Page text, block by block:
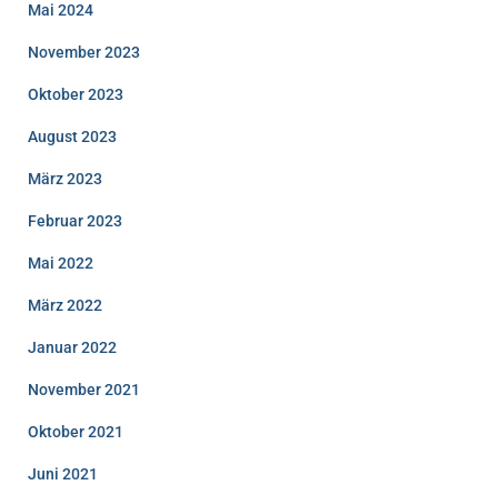
Mai 2024
November 2023
Oktober 2023
August 2023
März 2023
Februar 2023
Mai 2022
März 2022
Januar 2022
November 2021
Oktober 2021
Juni 2021